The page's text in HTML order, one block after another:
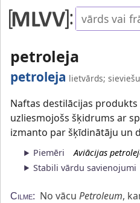
petroleja
petroleja lietvārds;
Naftas destilācijas produkts
uzliesmojošs šķidrums ar
izmanto par šķīdinātāju un
Piemēri
Aviācijas
Stabili vārdu savienojumi
Cilme: No vācu Petroleum,